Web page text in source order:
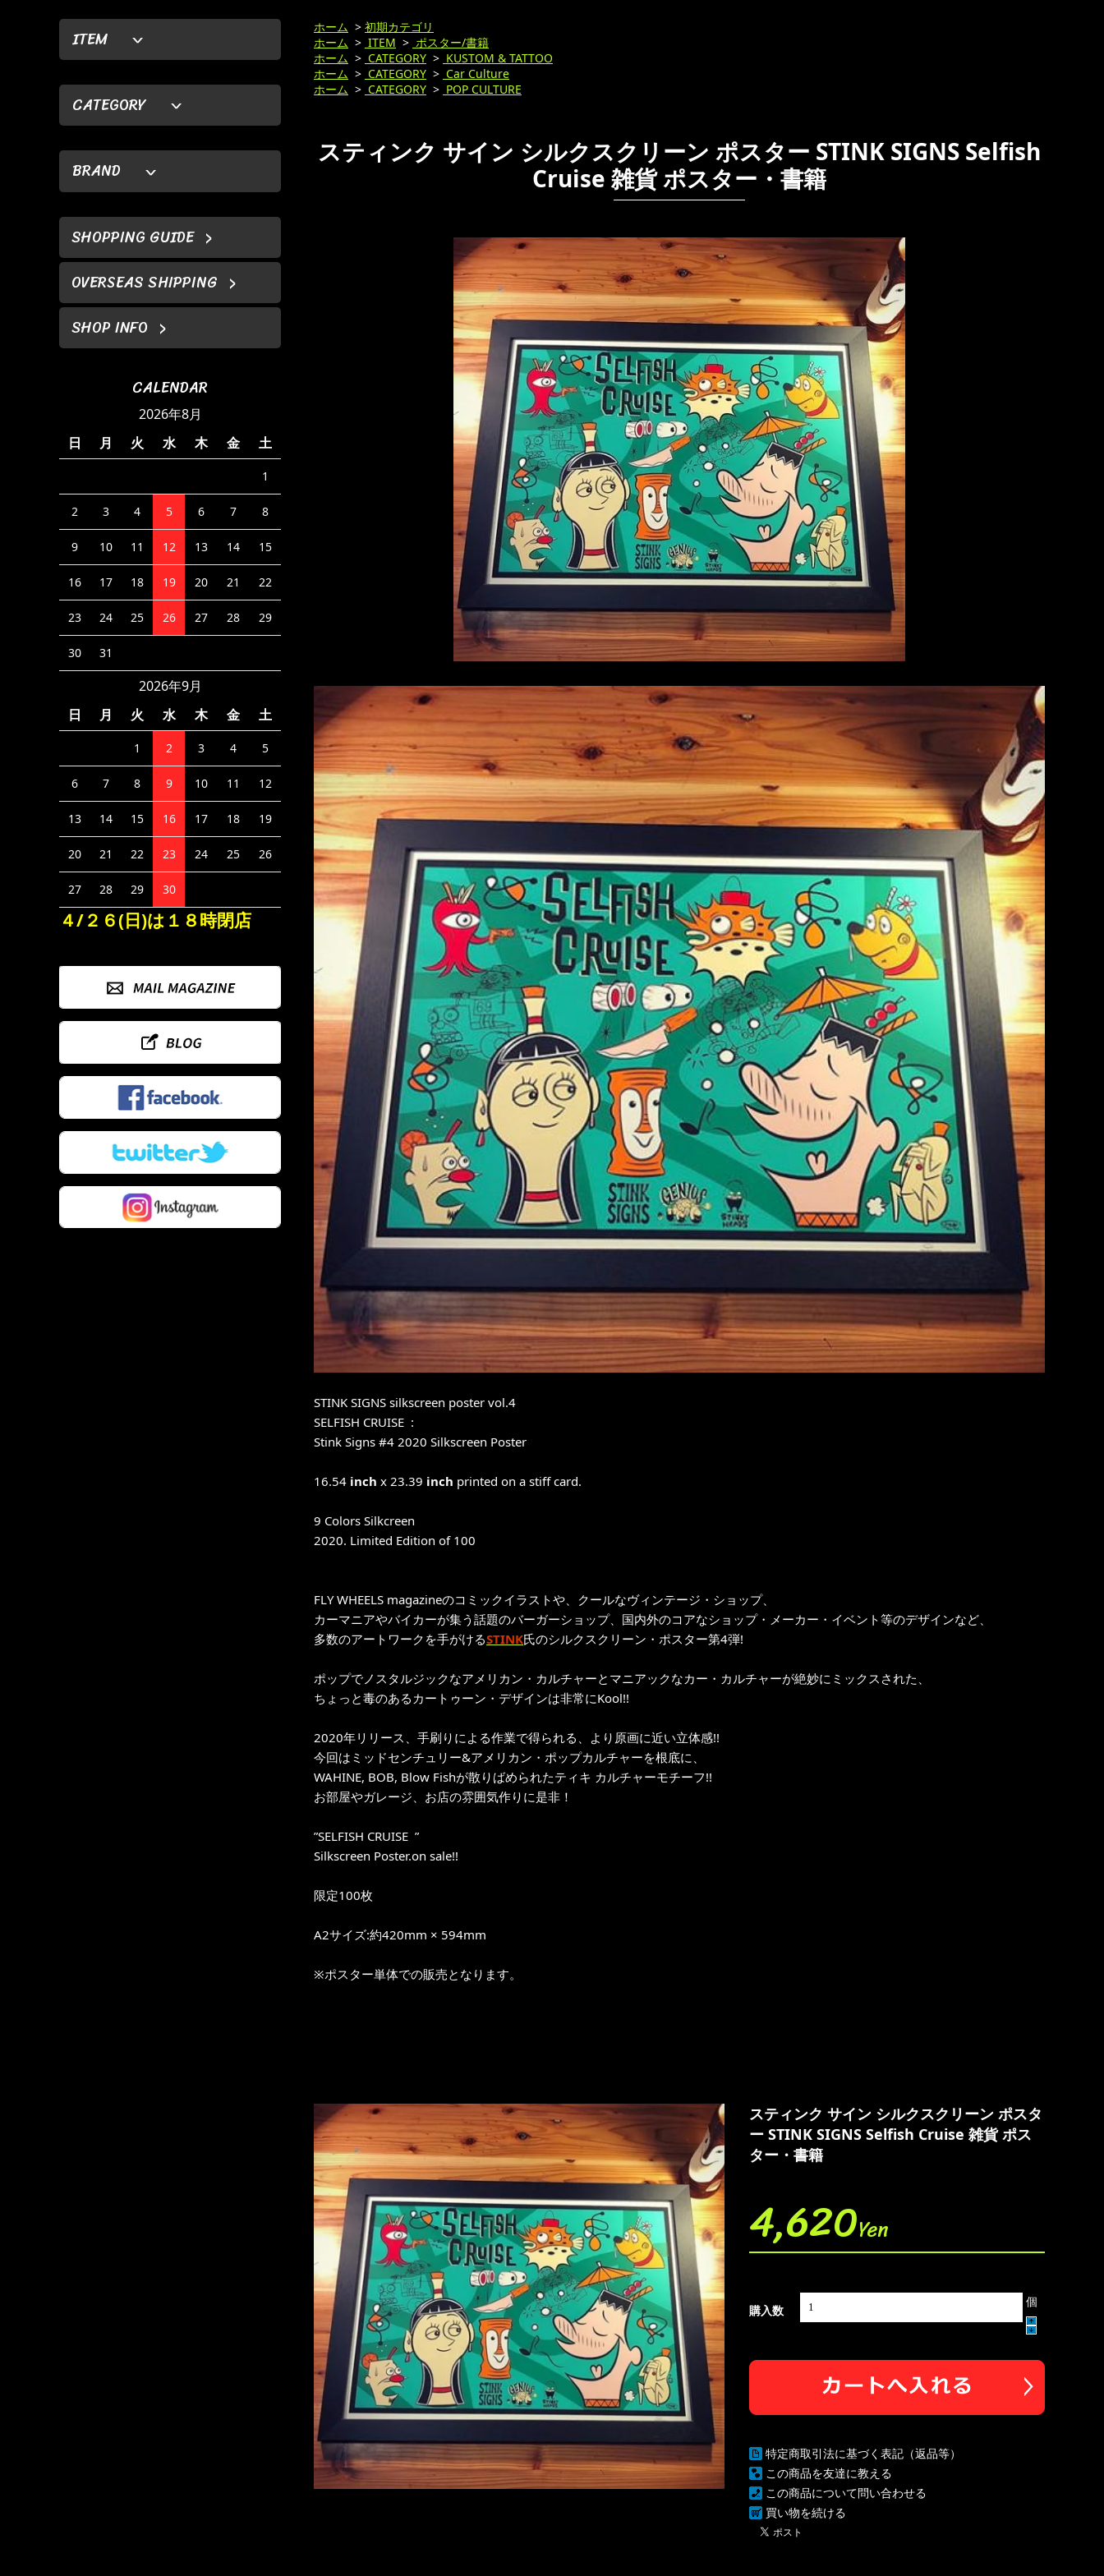
ITEM
CATEGORY
BRAND
SHOPPING GUIDE
OVERSEAS SHIPPING
SHOP INFO
CALENDAR
2026年8月
日
月 火 水 木 金 土
1
2 3 4 5 6 7 8
9 10 11 12 13 14 15
16 17 18 19 20 21 22
23 24 25 26 27 28 29
30 31
2026年9月
日
月 火 水 木 金 土
1 2 3 4 5
6 7 8 9 10 11 12
13 14 15 16 17 18 19
20 21 22 23 24 25 26
27 28 29 30
４/２６(日)は１８時閉店
ホーム > 初期カテゴリ
ホーム > ITEM > ポスター/書籍
ホーム > CATEGORY > KUSTOM & TATTOO
ホーム > CATEGORY > Car Culture
ホーム > CATEGORY > POP CULTURE
スティンク サイン シルクスクリーン ポスター STINK SIGNS Selfish
Cruise 雑貨 ポスター・書籍
STINK SIGNS silkscreen poster vol.4
SELFISH CRUISE :
Stink Signs #4 2020 Silkscreen Poster
16.54 inch x 23.39 inch printed on a stiff card.
9 Colors Silkcreen
2020. Limited Edition of 100
FLY WHEELS magazineのコミックイラストや、クールなヴィンテージ・ショップ、
カーマニアやバイカーが集う話題のバーガーショップ、国内外のコアなショップ・メーカー・イベント等のデザインなど、
多数のアートワークを手がけるSTINK氏のシルクスクリーン・ポスター第4弾!
ポップでノスタルジックなアメリカン・カルチャーとマニアックなカー・カルチャーが絶妙にミックスされた、
ちょっと毒のあるカートゥーン・デザインは非常にKool!!
2020年リリース、手刷りによる作業で得られる、より原画に近い立体感!!
今回はミッドセンチュリー&アメリカン・ポップカルチャーを根底に、
WAHINE, BOB, Blow Fishが散りばめられたティキ カルチャーモチーフ!!
お部屋やガレージ、お店の雰囲気作りに是非！
”SELFISH CRUISE ”
Silkscreen Poster.on sale!!
限定100枚
A2サイズ:約420mm × 594mm
※ポスター単体での販売となります。
スティンク サイン シルクスクリーン ポスタ
ー STINK SIGNS Selfish Cruise 雑貨 ポス
ター・書籍
4,620Yen
購入数
個
特定商取引法に基づく表記（返品等）
この商品を友達に教える
この商品について問い合わせる
買い物を続ける